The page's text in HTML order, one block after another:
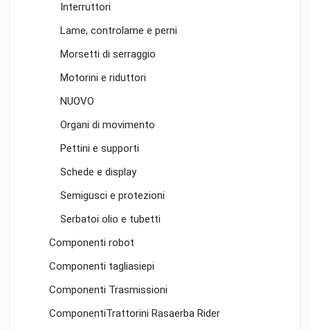
Interruttori
Lame, controlame e perni
Morsetti di serraggio
Motorini e riduttori
NUOVO
Organi di movimento
Pettini e supporti
Schede e display
Semigusci e protezioni
Serbatoi olio e tubetti
Componenti robot
Componenti tagliasiepi
Componenti Trasmissioni
ComponentiTrattorini Rasaerba Rider